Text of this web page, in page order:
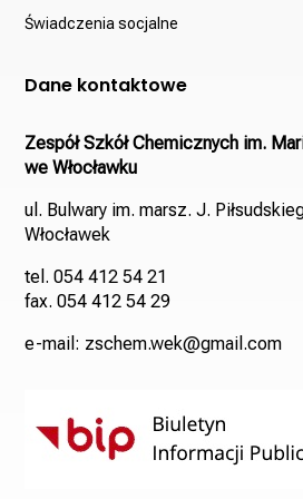
Świadczenia socjalne
Dane kontaktowe
Zespół Szkół Chemicznych im.
we Włocławku
ul. Bulwary im. marsz. J.
Włocławek
tel. 054 412 54 21
fax. 054 412 54 29
e-mail: zschem.wek@gmail.com